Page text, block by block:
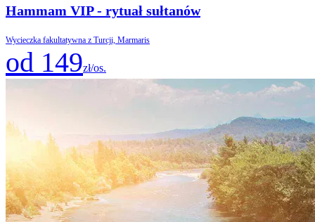
Hammam VIP - rytuał sułtanów
Wycieczka fakultatywna z Turcji, Marmaris
od 149zł/os.